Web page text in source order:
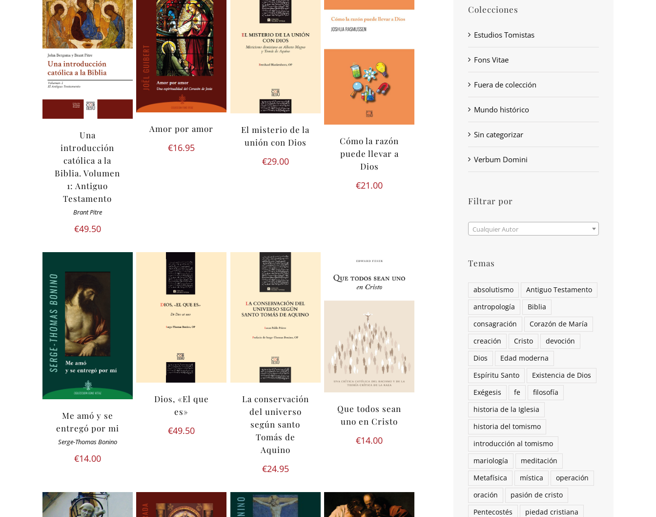
Una
introducción
católica a la
Biblia. Volumen
1: Antiguo
Testamento
Brant Pitre
€49.50
Amor por amor
€16.95
El misterio de la
unión con Dios
€29.00
Cómo la razón
puede llevar a
Dios
€21.00
Me amó y se
entregó por mi
Serge-Thomas Bonino
€14.00
Dios, «El que
es»
€49.50
La conservación
del universo
según santo
Tomás de
Aquino
€24.95
Que todos sean
uno en Cristo
€14.00
Colecciones
Estudios Tomistas
Fons Vitae
Fuera de colección
Mundo histórico
Sin categorizar
Verbum Domini
Filtrar por
Cualquier Autor
Temas
absolutismo
Antiguo Testamento
antropología
Biblia
consagración
Corazón de María
creación
Cristo
devoción
Dios
Edad moderna
Espíritu Santo
Existencia de Dios
Exégesis
fe
filosofía
historia de la Iglesia
historia del tomismo
introducción al tomismo
mariología
meditación
Metafísica
mística
operación
oración
pasión de cristo
Pentecostés
piedad cristiana